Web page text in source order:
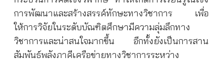
การพัฒนาและสร้างสรรค์ทักษะทางวิชาการ เพื่อ
ให้การวิจัยในระดับบัณฑิตศึกษามีความลุ่มลึกทาง
วิชาการและน่าสนใจมากขึ้น อีกทั้งยังเป็นการสาน
สัมพันธ์พลังภาคีเครือข่ายทางวิชาการระหว่าง